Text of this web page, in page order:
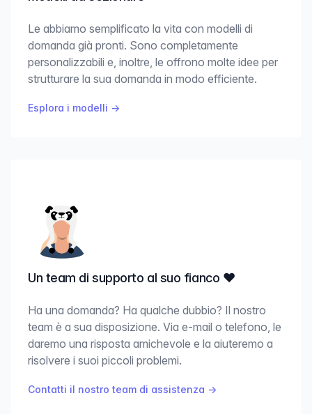
Le abbiamo semplificato la vita con modelli di
domanda già pronti. Sono completamente
personalizzabili e, inoltre, le offrono molte idee per
strutturare la sua domanda in modo efficiente.
Esplora i modelli →
Un team di supporto al suo fianco ♥️
Ha una domanda? Ha qualche dubbio? Il nostro
team è a sua disposizione. Via e-mail o telefono, le
daremo una risposta amichevole e la aiuteremo a
risolvere i suoi piccoli problemi.
Contatti il nostro team di assistenza →